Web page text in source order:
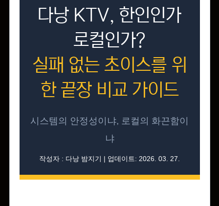
다낭 KTV, 한인인가
로컬인가?
실패 없는 초이스를 위
한 끝장 비교 가이드
시스템의 안정성이냐, 로컬의 화끈함이
냐
작성자 : 다낭 밤지기 | 업데이트: 2026. 03. 27.